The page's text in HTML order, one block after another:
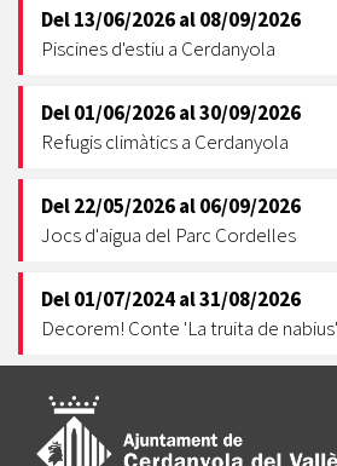
Del13/06/2026al08/09/2026
Piscines d'estiu a Cerdanyola
Del01/06/2026al30/09/2026
Refugis climàtics a Cerdanyola
Del22/05/2026al06/09/2026
Jocs d'aigua del Parc Cordelles
Del01/07/2024al31/08/2026
Decorem! Conte 'La truita de nabius'